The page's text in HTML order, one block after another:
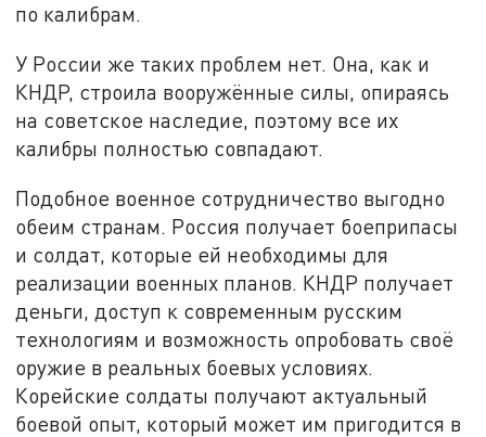
по калибрам.
У России же таких проблем нет. Она, как и
КНДР, строила вооружённые силы, опираясь
на советское наследие, поэтому все их
калибры полностью совпадают.
Подобное военное сотрудничество выгодно
обеим странам. Россия получает боеприпасы
и солдат, которые ей необходимы для
реализации военных планов. КНДР получает
деньги, доступ к современным русским
технологиям и возможность опробовать своё
оружие в реальных боевых условиях.
Корейские солдаты получают актуальный
боевой опыт, который может им пригодится в